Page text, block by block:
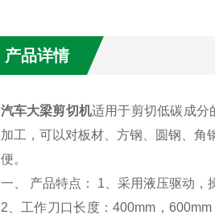
产品详情
汽车大梁剪切机适用于剪切低碳成分
加工，可以对板材、方钢、圆钢、角
便。
一、 产品特点： 1、采用液压驱动，
2、工作刀口长度：400mm，